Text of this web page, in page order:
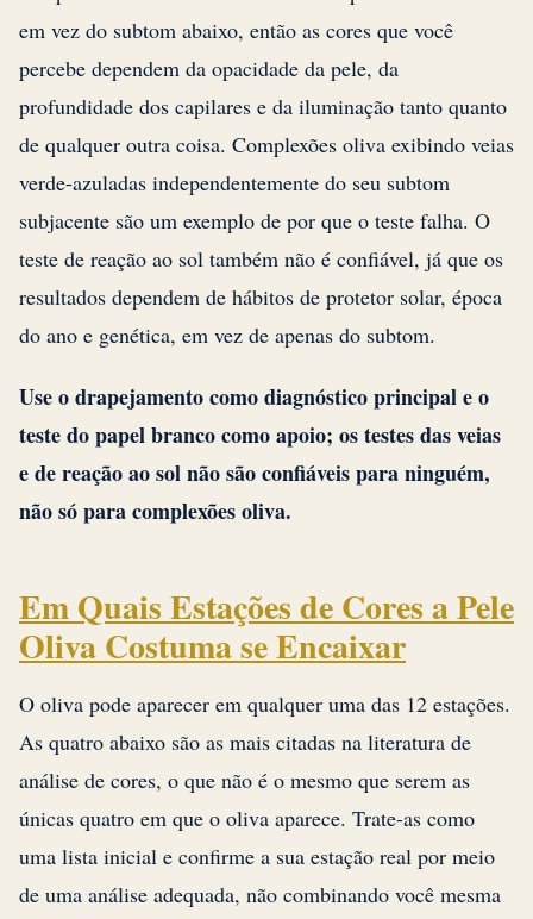
em vez do subtom abaixo, então as cores que você
percebe dependem da opacidade da pele, da
profundidade dos capilares e da iluminação tanto quanto
de qualquer outra coisa. Complexões oliva exibindo veias
verde-azuladas independentemente do seu subtom
subjacente são um exemplo de por que o teste falha. O
teste de reação ao sol também não é confiável, já que os
resultados dependem de hábitos de protetor solar, época
do ano e genética, em vez de apenas do subtom.
Use o drapejamento como diagnóstico principal e o
teste do papel branco como apoio; os testes das veias
e de reação ao sol não são confiáveis para ninguém,
não só para complexões oliva.
Em Quais Estações de Cores a Pele
Oliva Costuma se Encaixar
O oliva pode aparecer em qualquer uma das 12 estações.
As quatro abaixo são as mais citadas na literatura de
análise de cores, o que não é o mesmo que serem as
únicas quatro em que o oliva aparece. Trate-as como
uma lista inicial e confirme a sua estação real por meio
de uma análise adequada, não combinando você mesma